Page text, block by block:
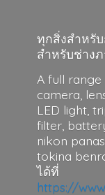
ทุกสิ่งสำหรั
สำหรับช่าง
A full
camera,
LED light,
filter,
nikon
tokina
ได้ที่
https://